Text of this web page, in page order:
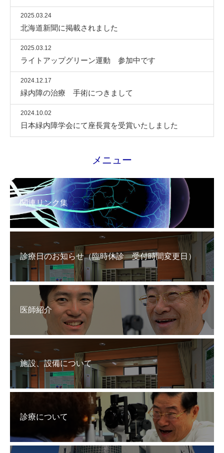
2025.03.24
北海道新聞に掲載されました
2025.03.12
ライトアップグリーン運動 参加中です
2024.12.17
緑内障の治療 手術につきまして
2024.10.02
日本緑内障学会にて座長賞を受賞いたしました
メニュー
関連リンク集
診療日のお知らせ（臨時休診 受付時間変更日）
医師紹介
施設、設備について
診療について